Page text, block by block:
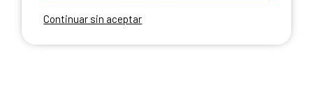
Continuar sin aceptar